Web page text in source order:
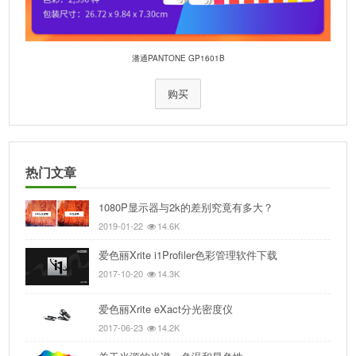
潘通PANTONE GP1601B
购买
热门文章
1080P显示器与2k的差别究竟有多大？
2019-01-22 14.6K
爱色丽Xrite i1Profiler色彩管理软件下载
2017-10-20 14.3K
爱色丽Xrite eXact分光密度仪
2017-06-23 14.2K